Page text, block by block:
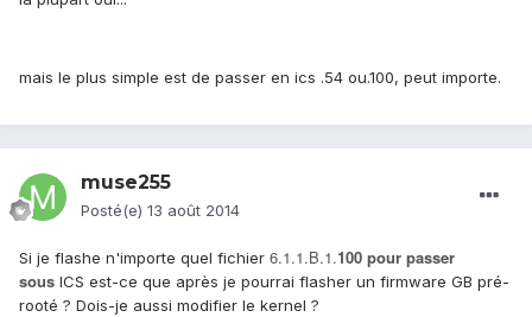
mais le plus simple est de passer en ics .54 ou.100, peut importe.
muse255
Posté(e) 13 août 2014
Si je flashe n'importe quel fichier 6.1.1.B.1.100 pour passer
sous ICS est-ce que après je pourrai flasher un firmware GB pré-
rooté ? Dois-je aussi modifier le kernel ?